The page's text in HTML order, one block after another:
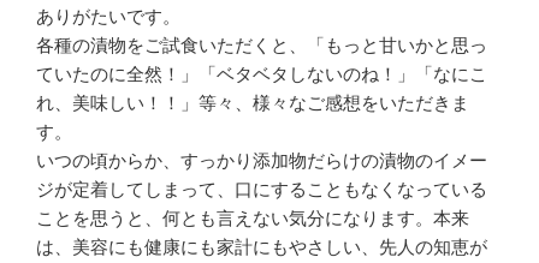
ありがたいです。
各種の漬物をご試食いただくと、「もっと甘いかと思っ
ていたのに全然！」「ベタベタしないのね！」「なにこ
れ、美味しい！！」等々、様々なご感想をいただきま
す。
いつの頃からか、すっかり添加物だらけの漬物のイメー
ジが定着してしまって、口にすることもなくなっている
ことを思うと、何とも言えない気分になります。本来
は、美容にも健康にも家計にもやさしい、先人の知恵が